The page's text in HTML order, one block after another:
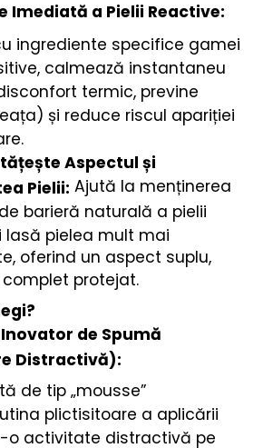
Imediată a Pielii Reactive:
ingrediente specifice gamei
calmează instantaneu
termic, previne
și reduce riscul apariției
Aspectul și
Pielii: Ajută la menținerea
barieră naturală a pielii
lasă pielea mult mai
oferind un aspect suplu,
protejat.
de Spumă
Distractivă):
de tip „mousse”
plictisitoare a aplicării
o activitate distractivă pe